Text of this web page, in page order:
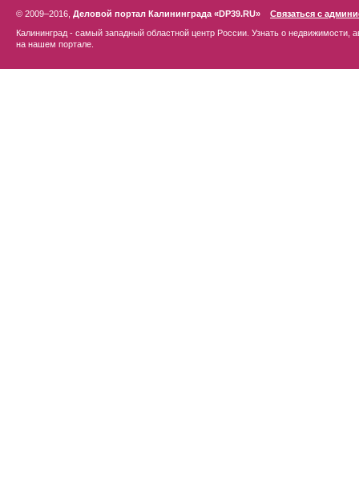
© 2009–2016, Деловой портал Калининграда «DP39.RU»
Связаться с
Калининград - самый западный областной центр России. Узнать о недвижимости,
на нашем портале.